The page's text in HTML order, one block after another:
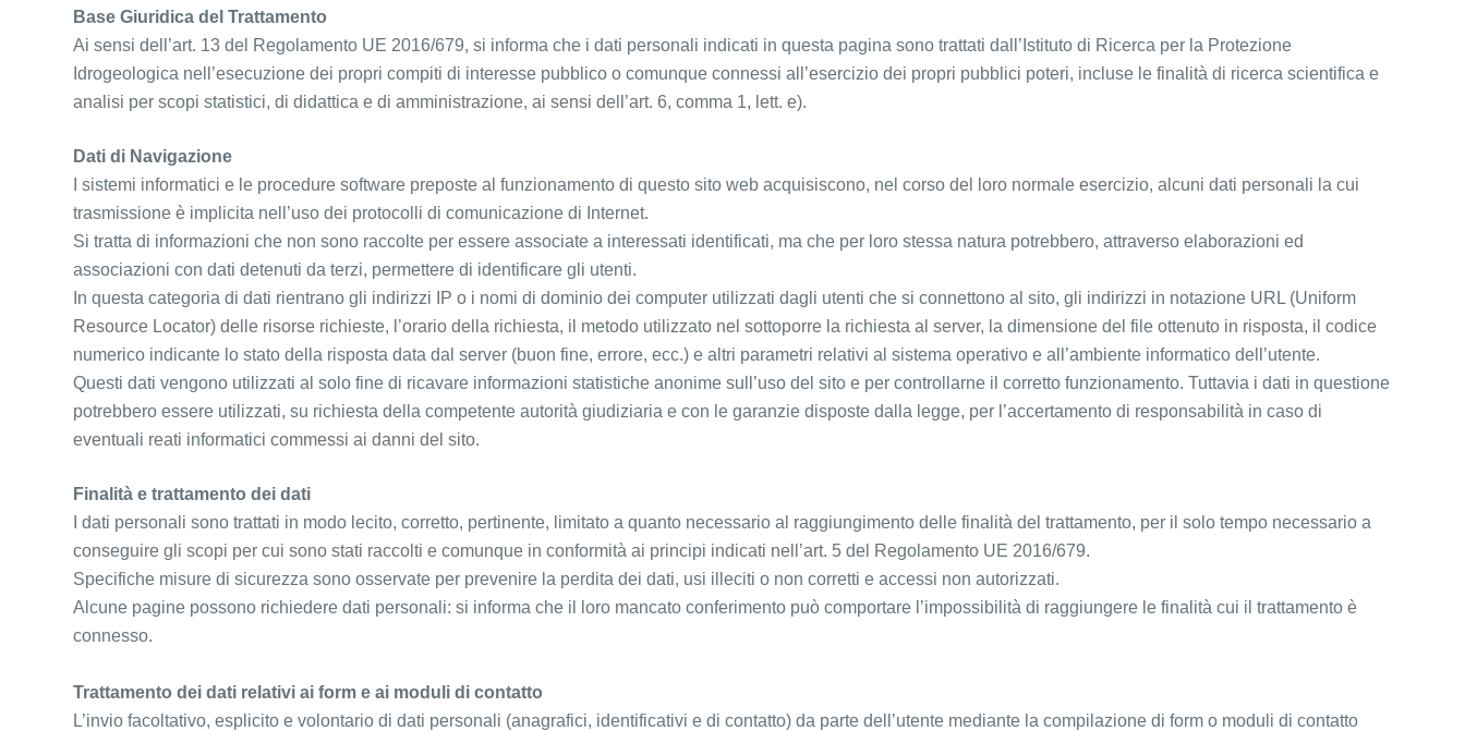
Base Giuridica del Trattamento
Ai sensi dell’art. 13 del Regolamento UE 2016/679, si informa che i dati personali indicati in questa pagina sono trattati dall’Istituto di Ricerca per la Protezione
Idrogeologica nell’esecuzione dei propri compiti di interesse pubblico o comunque connessi all’esercizio dei propri pubblici poteri, incluse le finalità di ricerca scientifica e
analisi per scopi statistici, di didattica e di amministrazione, ai sensi dell’art. 6, comma 1, lett. e).
Dati di Navigazione
I sistemi informatici e le procedure software preposte al funzionamento di questo sito web acquisiscono, nel corso del loro normale esercizio, alcuni dati personali la cui
trasmissione è implicita nell’uso dei protocolli di comunicazione di Internet.
Si tratta di informazioni che non sono raccolte per essere associate a interessati identificati, ma che per loro stessa natura potrebbero, attraverso elaborazioni ed
associazioni con dati detenuti da terzi, permettere di identificare gli utenti.
In questa categoria di dati rientrano gli indirizzi IP o i nomi di dominio dei computer utilizzati dagli utenti che si connettono al sito, gli indirizzi in notazione URL (Uniform
Resource Locator) delle risorse richieste, l’orario della richiesta, il metodo utilizzato nel sottoporre la richiesta al server, la dimensione del file ottenuto in risposta, il codice
numerico indicante lo stato della risposta data dal server (buon fine, errore, ecc.) e altri parametri relativi al sistema operativo e all’ambiente informatico dell’utente.
Questi dati vengono utilizzati al solo fine di ricavare informazioni statistiche anonime sull’uso del sito e per controllarne il corretto funzionamento. Tuttavia i dati in questione
potrebbero essere utilizzati, su richiesta della competente autorità giudiziaria e con le garanzie disposte dalla legge, per l’accertamento di responsabilità in caso di
eventuali reati informatici commessi ai danni del sito.
Finalità e trattamento dei dati
I dati personali sono trattati in modo lecito, corretto, pertinente, limitato a quanto necessario al raggiungimento delle finalità del trattamento, per il solo tempo necessario a
conseguire gli scopi per cui sono stati raccolti e comunque in conformità ai principi indicati nell’art. 5 del Regolamento UE 2016/679.
Specifiche misure di sicurezza sono osservate per prevenire la perdita dei dati, usi illeciti o non corretti e accessi non autorizzati.
Alcune pagine possono richiedere dati personali: si informa che il loro mancato conferimento può comportare l’impossibilità di raggiungere le finalità cui il trattamento è
connesso.
Trattamento dei dati relativi ai form e ai moduli di contatto
L’invio facoltativo, esplicito e volontario di dati personali (anagrafici, identificativi e di contatto) da parte dell’utente mediante la compilazione di form o moduli di contatto